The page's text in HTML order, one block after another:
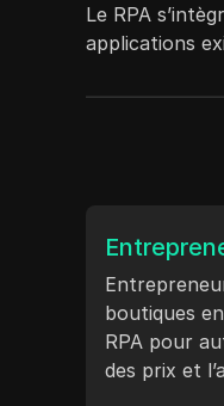
Le RPA
applications
boutiques
RPA pour
des prix et